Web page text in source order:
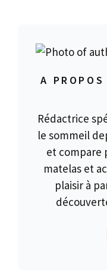
A
Rédactrice
le sommeil
et compare
matelas et
plaisir à